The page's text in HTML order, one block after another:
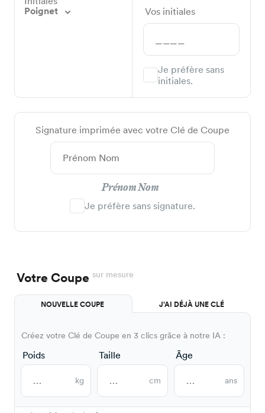
Poignet
Vos initiales
Je préfère sans
initiales.
Signature imprimée avec votre Clé de Coupe
Prénom Nom
Je préfère sans signature.
Votre Coupe sur mesure
NOUVELLE COUPE J'AI DÉJÀ UNE CLÉ
Créez votre Clé de Coupe en 3 clics grâce à notre IA :
Poids
kg
Taille
cm
Âge
ans